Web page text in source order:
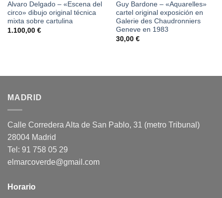
Alvaro Delgado – «Escena del
circo» dibujo original técnica
mixta sobre cartulina
1.100,00 €
Guy Bardone – «Aquarelles»
cartel original exposición en
Galerie des Chaudronniers
Geneve en 1983
30,00 €
MADRID
Calle Corredera Alta de San Pablo, 31 (metro Tribunal)
28004 Madrid
Tel: 91 758 05 29
elmarcoverde@gmail.com
Horario